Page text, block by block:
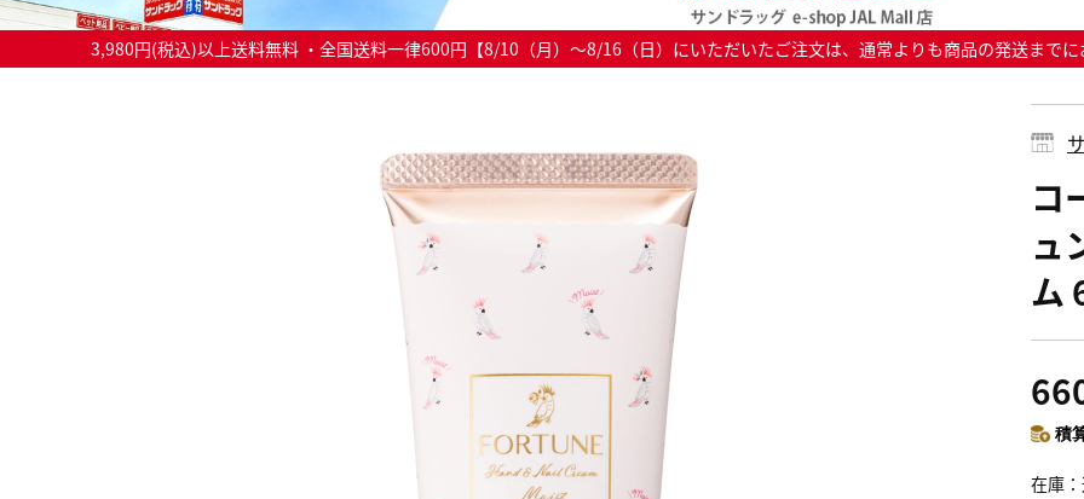
3,980円(税込)以上送料無料 ・全国送料一律600円【8/10（月）～8/16（日）にいただいたご注文は、通常よりも商品の発送まで
コ
ュ
ム
積
在庫